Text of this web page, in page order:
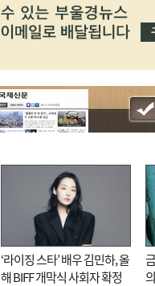
‘라이징 스타’ 배우 김민하, 올
해 BIFF 개막식 사회자 확정